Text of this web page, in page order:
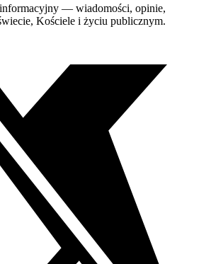
— wiadomości, opinie,
Kościele i życiu publicznym.